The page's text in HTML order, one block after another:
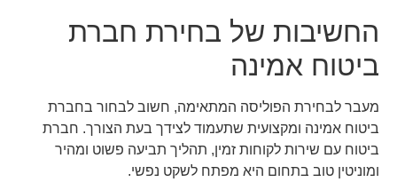
החשיבות של בחירת חברת
ביטוח אמינה
מעבר לבחירת הפוליסה המתאימה, חשוב לבחור בחברת
ביטוח אמינה ומקצועית שתעמוד לצידך בעת הצורך. חברת
ביטוח עם שירות לקוחות זמין, תהליך תביעה פשוט ומהיר
ומוניטין טוב בתחום היא מפתח לשקט נפשי.